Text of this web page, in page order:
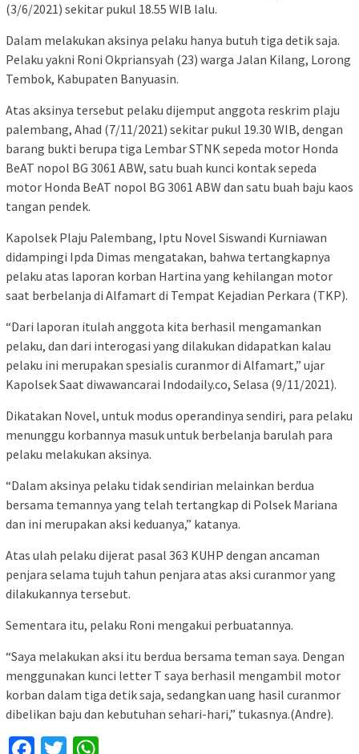
(3/6/2021) sekitar pukul 18.55 WIB lalu.
Dalam melakukan aksinya pelaku hanya butuh tiga detik saja.
Pelaku yakni Roni Okpriansyah (23) warga Jalan Kilang, Lorong
Tembok, Kabupaten Banyuasin.
Atas aksinya tersebut pelaku dijemput anggota reskrim plaju
palembang, Ahad (7/11/2021) sekitar pukul 19.30 WIB, dengan
barang bukti berupa tiga Lembar STNK sepeda motor Honda
BeAT nopol BG 3061 ABW, satu buah kunci kontak sepeda
motor Honda BeAT nopol BG 3061 ABW dan satu buah baju kaos
tangan pendek.
Kapolsek Plaju Palembang, Iptu Novel Siswandi Kurniawan
didampingi Ipda Dimas mengatakan, bahwa tertangkapnya
pelaku atas laporan korban Hartina yang kehilangan motor
saat berbelanja di Alfamart di Tempat Kejadian Perkara (TKP).
“Dari laporan itulah anggota kita berhasil mengamankan
pelaku, dan dari interogasi yang dilakukan didapatkan kalau
pelaku ini merupakan spesialis curanmor di Alfamart,” ujar
Kapolsek Saat diwawancarai Indodaily.co, Selasa (9/11/2021).
Dikatakan Novel, untuk modus operandinya sendiri, para pelaku
menunggu korbannya masuk untuk berbelanja barulah para
pelaku melakukan aksinya.
“Dalam aksinya pelaku tidak sendirian melainkan berdua
bersama temannya yang telah tertangkap di Polsek Mariana
dan ini merupakan aksi keduanya,” katanya.
Atas ulah pelaku dijerat pasal 363 KUHP dengan ancaman
penjara selama tujuh tahun penjara atas aksi curanmor yang
dilakukannya tersebut.
Sementara itu, pelaku Roni mengakui perbuatannya.
“Saya melakukan aksi itu berdua bersama teman saya. Dengan
menggunakan kunci letter T saya berhasil mengambil motor
korban dalam tiga detik saja, sedangkan uang hasil curanmor
dibelikan baju dan kebutuhan sehari-hari,” tukasnya.(Andre).